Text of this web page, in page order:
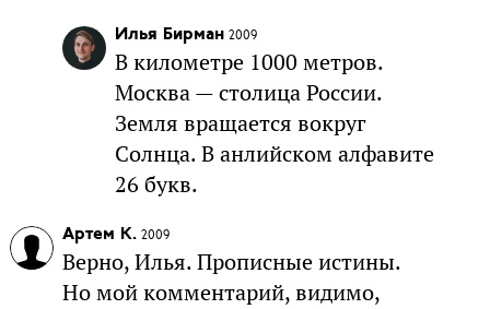
Илья Бирман 2009
В километре 1000 метров.
Москва — столица России.
Земля вращается вокруг
Солнца. В анлийском алфавите
26 букв.
Артем К. 2009
Верно, Илья. Прописные истины.
Но мой комментарий, видимо,